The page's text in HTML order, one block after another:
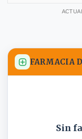
FARMACIA
Sin